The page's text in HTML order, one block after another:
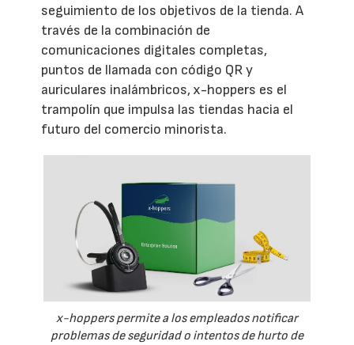
seguimiento de los objetivos de la tienda. A
través de la combinación de
comunicaciones digitales completas,
puntos de llamada con código QR y
auriculares inalámbricos, x-hoppers es el
trampolín que impulsa las tiendas hacia el
futuro del comercio minorista.
x-hoppers permite a los empleados notificar
problemas de seguridad o intentos de hurto de